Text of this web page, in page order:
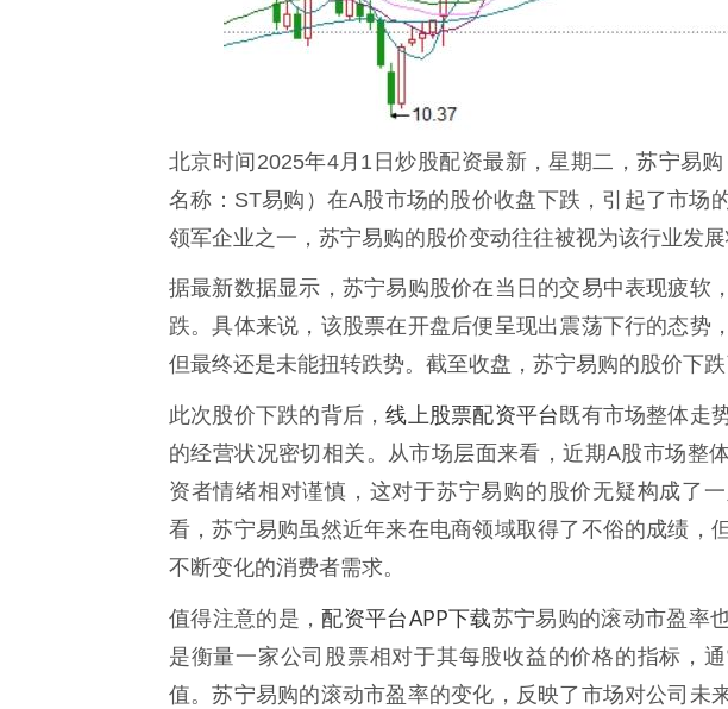
北京时间2025年4月1日炒股配资最新，星期二，苏宁易
名称：ST易购）在A股市场的股价收盘下跌，引起了市场
领军企业之一，苏宁易购的股价变动往往被视为该行业发展
据最新数据显示，苏宁易购股价在当日的交易中表现疲软
跌。具体来说，该股票在开盘后便呈现出震荡下行的态势
但最终还是未能扭转跌势。截至收盘，苏宁易购的股价下跌
此次股价下跌的背后，线上股票配资平台 既有市场整体走
的经营状况密切相关。从市场层面来看，近期A股市场整
资者情绪相对谨慎，这对于苏宁易购的股价无疑构成了
看，苏宁易购虽然近年来在电商领域取得了不俗的成绩，
不断变化的消费者需求。
值得注意的是， 配资平台APP下载苏宁易购的滚动市盈率
是衡量一家公司股票相对于其每股收益的价格的指标，
值。苏宁易购的滚动市盈率的变化，反映了市场对公司未